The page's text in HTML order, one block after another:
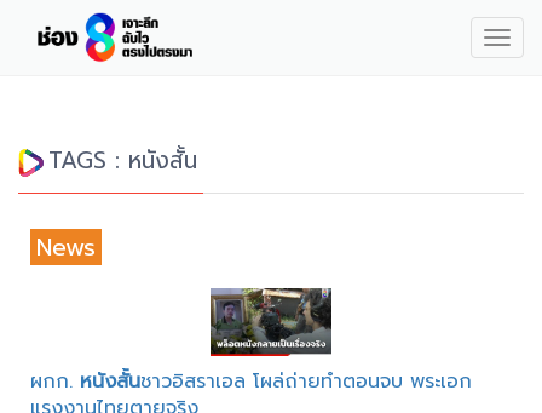
TAGS : หนังสั้น
News
ผกก. หนังสั้นชาวอิสราเอล โผล่ถ่ายทำตอนจบ พระเอก